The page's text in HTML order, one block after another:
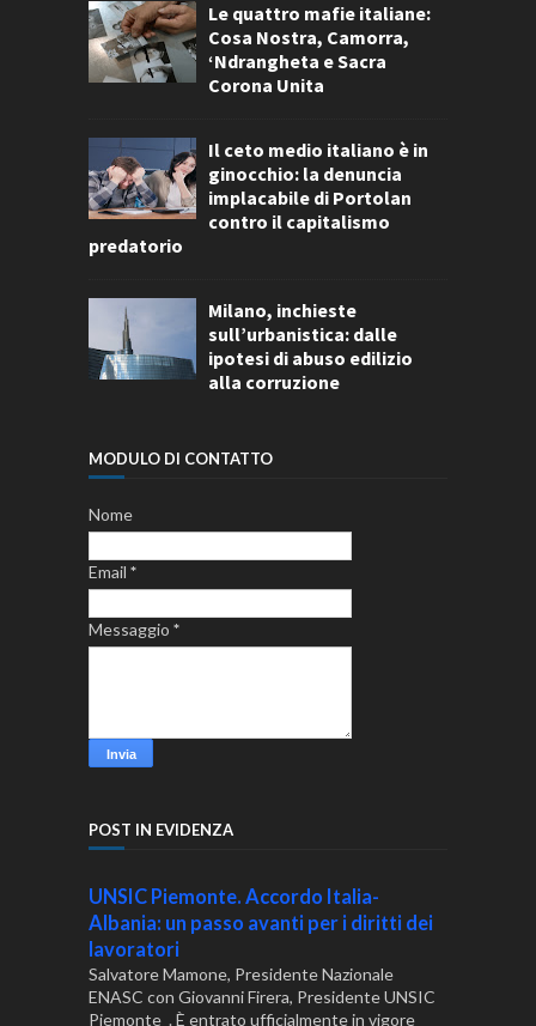
Le quattro mafie italiane:
Cosa Nostra, Camorra,
‘Ndrangheta e Sacra
Corona Unita
Il ceto medio italiano è in
ginocchio: la denuncia
implacabile di Portolan
contro il capitalismo
predatorio
Milano, inchieste
sull’urbanistica: dalle
ipotesi di abuso edilizio
alla corruzione
MODULO DI CONTATTO
Nome
Email *
Messaggio *
POST IN EVIDENZA
UNSIC Piemonte. Accordo Italia-
Albania: un passo avanti per i diritti dei
lavoratori
Salvatore Mamone, Presidente Nazionale
ENASC con Giovanni Firera, Presidente UNSIC
Piemonte . È entrato ufficialmente in vigore